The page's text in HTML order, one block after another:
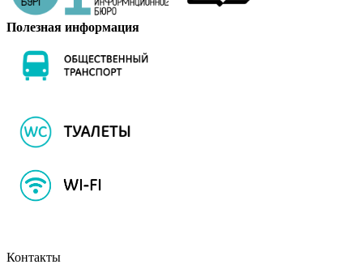
Полезная информация
Контакты